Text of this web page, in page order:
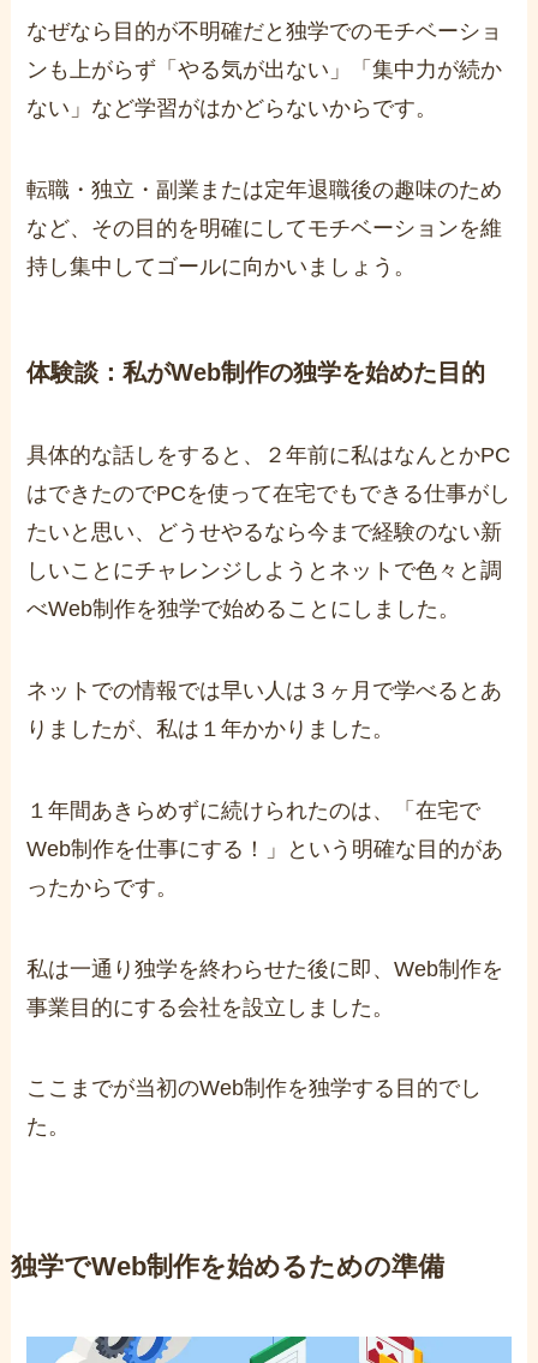
なぜなら目的が不明確だと独学でのモチベーショ
ンも上がらず「やる気が出ない」「集中力が続か
ない」など学習がはかどらないからです。
転職・独立・副業または定年退職後の趣味のため
など、その目的を明確にしてモチベーションを維
持し集中してゴールに向かいましょう。
体験談：私がWeb制作の独学を始めた目的
具体的な話しをすると、２年前に私はなんとかPC
はできたのでPCを使って在宅でもできる仕事がし
たいと思い、どうせやるなら今まで経験のない新
しいことにチャレンジしようとネットで色々と調
べWeb制作を独学で始めることにしました。
ネットでの情報では早い人は３ヶ月で学べるとあ
りましたが、私は１年かかりました。
１年間あきらめずに続けられたのは、「在宅で
Web制作を仕事にする！」という明確な目的があ
ったからです。
私は一通り独学を終わらせた後に即、Web制作を
事業目的にする会社を設立しました。
ここまでが当初のWeb制作を独学する目的でし
た。
独学でWeb制作を始めるための準備